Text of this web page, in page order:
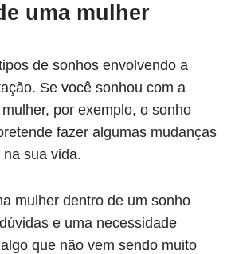
uma mulher
de sonhos envolvendo a
Se você sonhou com a
por exemplo, o sonho
fazer algumas mudanças
sua vida.
mulher dentro de um sonho
e uma necessidade
que não vem sendo muito